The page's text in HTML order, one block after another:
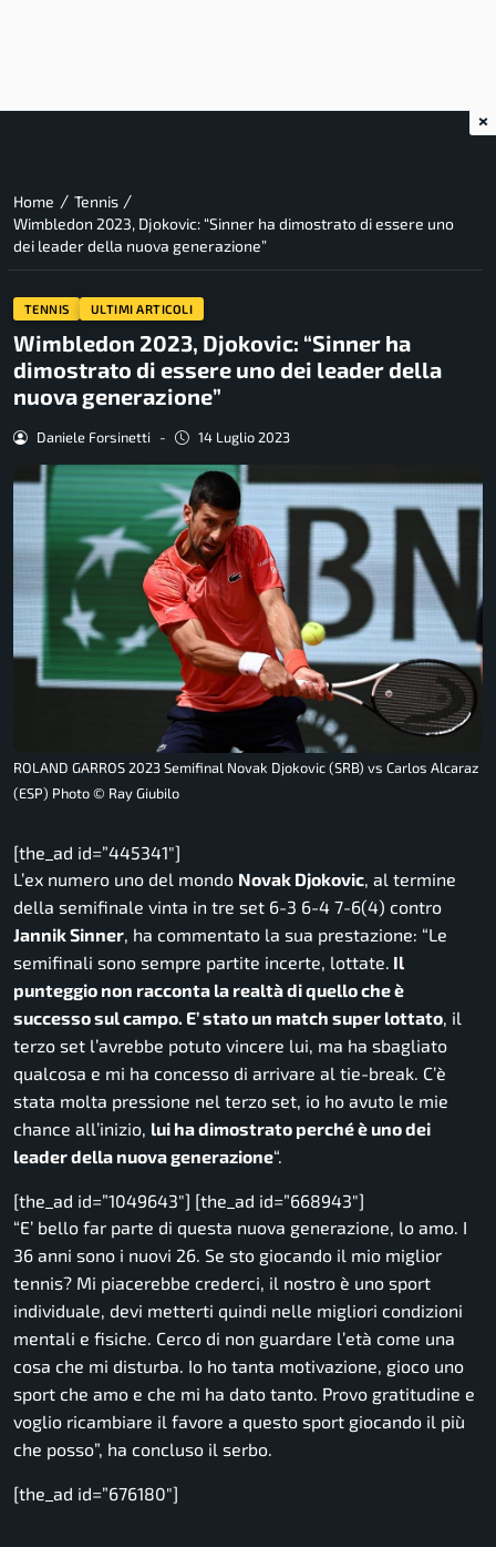
Home / Tennis /
Wimbledon 2023, Djokovic: “Sinner ha dimostrato di essere uno
dei leader della nuova generazione”
TENNIS ULTIMI ARTICOLI
Wimbledon 2023, Djokovic: “Sinner ha
dimostrato di essere uno dei leader della
nuova generazione”
Daniele Forsinetti - 14 Luglio 2023
ROLAND GARROS 2023 Semifinal Novak Djokovic (SRB) vs Carlos Alcaraz
(ESP) Photo © Ray Giubilo
[the_ad id=”445341″]
L’ex numero uno del mondo Novak Djokovic, al termine
della semifinale vinta in tre set 6-3 6-4 7-6(4) contro
Jannik Sinner, ha commentato la sua prestazione: “Le
semifinali sono sempre partite incerte, lottate. Il
punteggio non racconta la realtà di quello che è
successo sul campo. E’ stato un match super lottato, il
terzo set l’avrebbe potuto vincere lui, ma ha sbagliato
qualcosa e mi ha concesso di arrivare al tie-break. C’è
stata molta pressione nel terzo set, io ho avuto le mie
chance all’inizio, lui ha dimostrato perché è uno dei
leader della nuova generazione“.
[the_ad id=”1049643″] [the_ad id=”668943″]
“E’ bello far parte di questa nuova generazione, lo amo. I
36 anni sono i nuovi 26. Se sto giocando il mio miglior
tennis? Mi piacerebbe crederci, il nostro è uno sport
individuale, devi metterti quindi nelle migliori condizioni
mentali e fisiche. Cerco di non guardare l’età come una
cosa che mi disturba. Io ho tanta motivazione, gioco uno
sport che amo e che mi ha dato tanto. Provo gratitudine e
voglio ricambiare il favore a questo sport giocando il più
che posso”, ha concluso il serbo.
[the_ad id=”676180″]
×